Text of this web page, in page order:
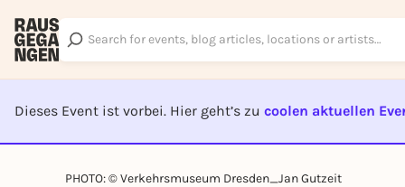
Dieses Event ist vorbei. Hier geht’s zu coolen aktuellen
EVENT
PHOTO: © Verkehrsmuseum Dresden_Jan Gutzeit